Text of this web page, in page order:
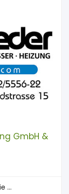
GmbH &
...